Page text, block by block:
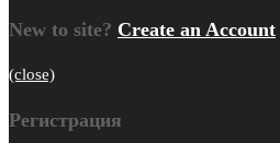
New to site? Create an Account
(close)
Регистрация